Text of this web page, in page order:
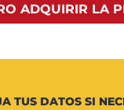
ADQUIRIR LA
TUS DATOS SI